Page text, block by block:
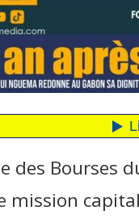
des Bourses
mission